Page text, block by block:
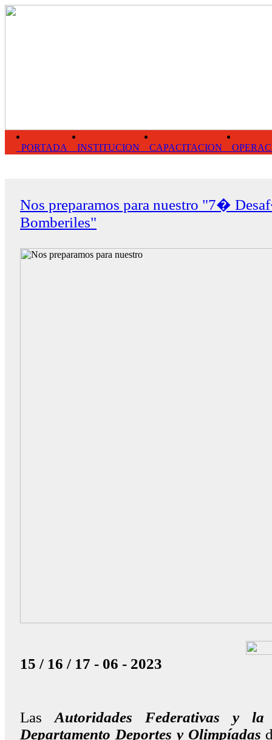
PORTADA INSTITUCION CAPACITACION
Nos preparamos para nuestro "7�
Bomberiles"
15 / 16 / 17 - 06 - 2023
Las Autoridades Federativas y
Departamento Deportes y Olimpíadas